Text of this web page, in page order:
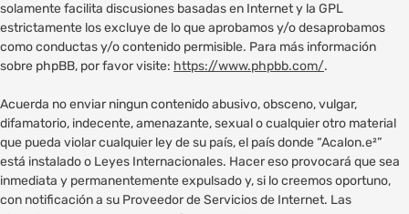
solamente facilita discusiones basadas en Internet y la GPL
estrictamente los excluye de lo que aprobamos y/o desaprobamos
como conductas y/o contenido permisible. Para más información
sobre phpBB, por favor visite: https://www.phpbb.com/.
Acuerda no enviar ningun contenido abusivo, obsceno, vulgar,
difamatorio, indecente, amenazante, sexual o cualquier otro material
que pueda violar cualquier ley de su país, el país donde “Acalon.e²”
está instalado o Leyes Internacionales. Hacer eso provocará que sea
inmediata y permanentemente expulsado y, si lo creemos oportuno,
con notificación a su Proveedor de Servicios de Internet. Las